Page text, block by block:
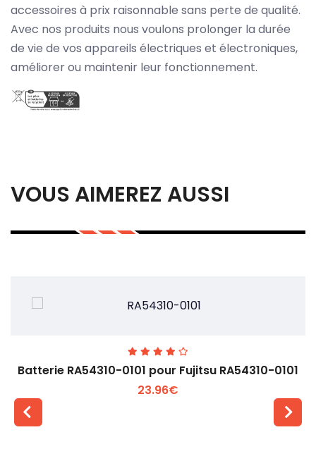
accessoires à prix raisonnable sans perte de qualité.
Avec nos produits nous voulons prolonger la durée
de vie de vos appareils électriques et électroniques,
améliorer ou maintenir leur fonctionnement.
VOUS AIMEREZ AUSSI
Batterie RA54310-0101 pour Fujitsu RA54310-0101
23.96€